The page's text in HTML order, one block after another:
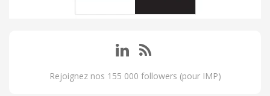
Rejoignez nos 155 000 followers (pour IMP)